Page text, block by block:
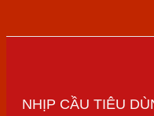
NHỊP CẦU TIÊU